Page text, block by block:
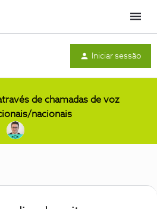
Menu
Iniciar sessão
de chamadas de voz
nacionais